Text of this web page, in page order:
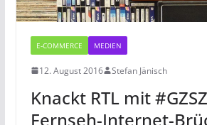
E-COMMERCE MEDIEN
12. August 2016 Stefan Jänisch
Knackt RTL mit
Fernseh-Internet-